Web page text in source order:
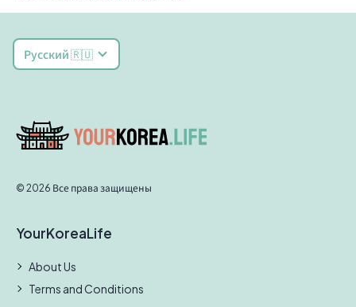
Русский 🇷🇺
© 2026 Все права защищены
YourKoreaLife
About Us
Terms and Conditions